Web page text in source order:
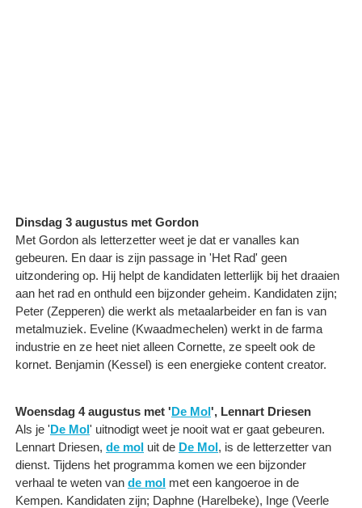
Dinsdag 3 augustus met Gordon
Met Gordon als letterzetter weet je dat er vanalles kan
gebeuren. En daar is zijn passage in 'Het Rad' geen
uitzondering op. Hij helpt de kandidaten letterlijk bij het draaien
aan het rad en onthuld een bijzonder geheim. Kandidaten zijn;
Peter (Zepperen) die werkt als metaalarbeider en fan is van
metalmuziek. Eveline (Kwaadmechelen) werkt in de farma
industrie en ze heet niet alleen Cornette, ze speelt ook de
kornet. Benjamin (Kessel) is een energieke content creator.
Woensdag 4 augustus met 'De Mol', Lennart Driesen
Als je 'De Mol' uitnodigt weet je nooit wat er gaat gebeuren.
Lennart Driesen, de mol uit de De Mol, is de letterzetter van
dienst. Tijdens het programma komen we een bijzonder
verhaal te weten van de mol met een kangoeroe in de
Kempen. Kandidaten zijn; Daphne (Harelbeke), Inge (Veerle